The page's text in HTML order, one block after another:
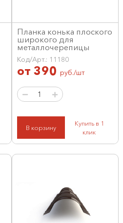
Планка конька плоского
широкого для
металлочерепицы
Код/Арт.: 11180
от 390 руб./шт
В корзину
Купить в 1
клик